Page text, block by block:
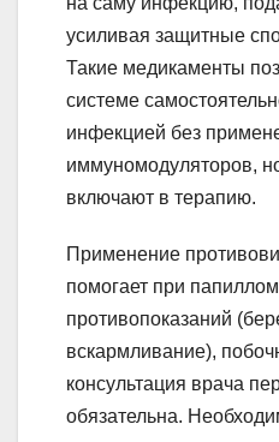
усиливая защитные
Такие медикаменты
системе
инфекцией без
иммуномодуляторов,
включают в терапию.
Применение
помогает при
противопоказаний
вскармливание),
консультация врача
обязательна.